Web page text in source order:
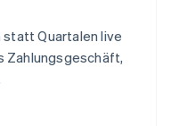
statt Quartalen live
Zahlungsgeschäft,